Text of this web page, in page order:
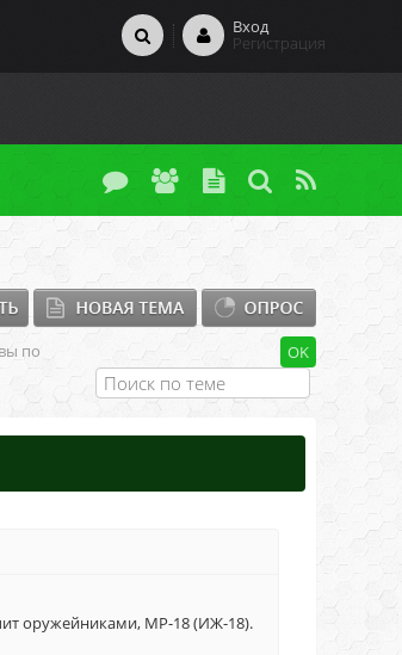
Вход
Регистрация
по
оружейниками, МР-18 (ИЖ-18).